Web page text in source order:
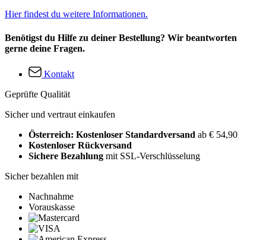
Hier findest du weitere Informationen.
Benötigst du Hilfe zu deiner Bestellung? Wir beantworten
gerne deine Fragen.
Kontakt
Geprüfte Qualität
Sicher und vertraut einkaufen
Österreich: Kostenloser Standardversand ab € 54,90
Kostenloser Rückversand
Sichere Bezahlung mit SSL-Verschlüsselung
Sicher bezahlen mit
Nachnahme
Vorauskasse